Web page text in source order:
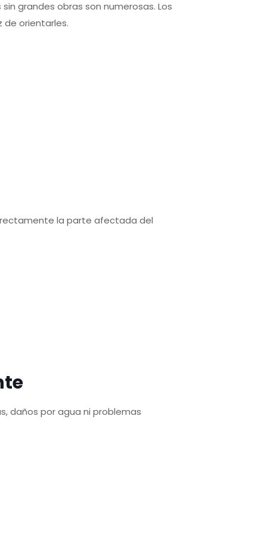
grandes obras son numerosas. Los
de orientarles.
la parte afectada del
daños por agua ni problemas